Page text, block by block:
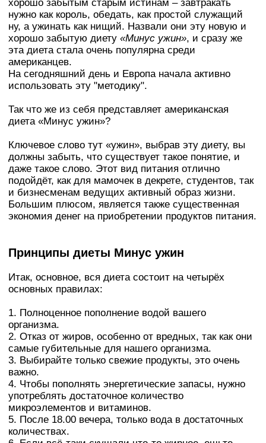
хорошо забытым старым истинам – завтракать
нужно как король, обедать, как простой служащий
ну, а ужинать как нищий. Назвали они эту новую и
хорошо забытую диету «Минус ужин», и сразу же
эта диета стала очень популярна среди
американцев.
На сегодняшний день и Европа начала активно
использовать эту "методику".
Так что же из себя представляет американская
диета «Минус ужин»?
Ключевое слово тут «ужин», выбрав эту диету, вы
должны забыть, что существует такое понятие, и
даже такое слово. Этот вид питания отлично
подойдёт, как для мамочек в декрете, студентов, так
и бизнесменам ведущих активный образ жизни.
Большим плюсом, является также существенная
экономия денег на приобретении продуктов питания.
Принципы диеты Минус ужин
Итак, основное, вся диета состоит на четырёх
основных правилах:
1. Полноценное пополнение водой вашего
организма.
2. Отказ от жиров, особенно от вредных, так как они
самые губительные для нашего организма.
3. Выбирайте только свежие продукты, это очень
важно.
4. Чтобы пополнять энергетические запасы, нужно
употреблять достаточное количество
микроэлементов и витаминов.
5. После 18.00 вечера, только вода в достаточных
количествах.